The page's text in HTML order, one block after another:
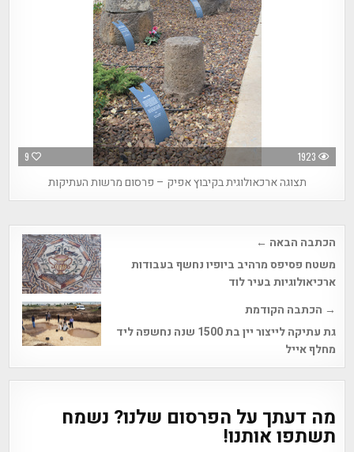
9 1923
תצוגה ארכאולוגית בקיבוץ אפיק – פרסום מרשות העתיקות
Post
navigation
הכתבה הבאה ←
משטח פסיפס מרהיב ביופיו נחשף בעבודות
ארכיאולוגיות בעיר לוד
→ הכתבה הקודמת
גת עתיקה לייצור יין בת 1500 שנה נחשפה ליד
מחלף אייל
מה דעתך על הפרסום שלנו? נשמח
תשתפו אותנו!